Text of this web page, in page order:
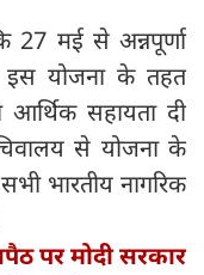
27 मई से अन्नपूर्णा
इस योजना के तहत
सहायता दी
से योजना के
भारतीय नागरिक
पर मोदी सरकार